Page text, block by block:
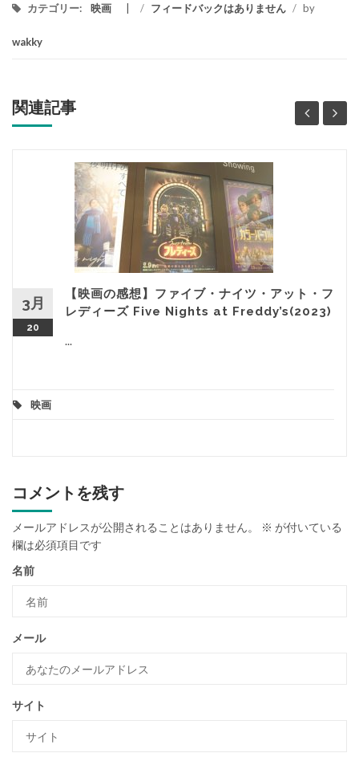
カテゴリー: 映画 / フィードバックはありません / by
wakky
関連記事
3月
20
【映画の感想】ファイブ・ナイツ・アット・フ
レディーズ Five Nights at Freddy’s(2023)
...
映画
コメントを残す
メールアドレスが公開されることはありません。 ※ が付いている
欄は必須項目です
名前
メール
サイト